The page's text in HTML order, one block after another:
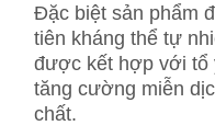
Đặc biệt sản phẩm
tiên kháng thể tự
được kết hợp với tổ
tăng cường miễn
chất.